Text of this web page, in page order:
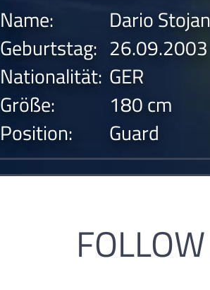
Name:
Dario
Geburtstag: 26.09.2003
Nationalität: GER
Größe:
180 cm
Position:
Guard